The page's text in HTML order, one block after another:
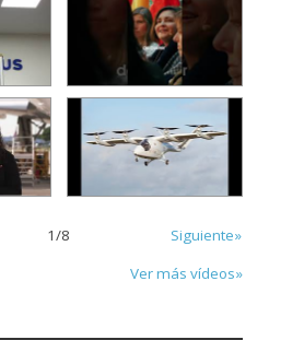
1/8
Siguiente»
Ver más vídeos»